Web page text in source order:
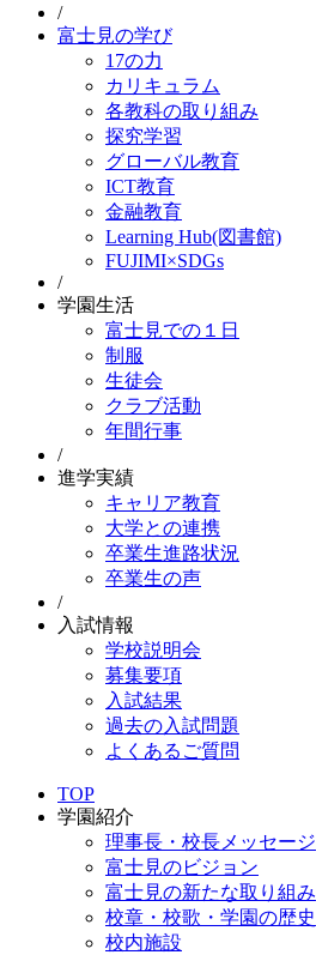
/
富士見の学び
17の力
カリキュラム
各教科の取り組み
探究学習
グローバル教育
ICT教育
金融教育
Learning Hub(図書館)
FUJIMI×SDGs
/
学園生活
富士見での１日
制服
生徒会
クラブ活動
年間行事
/
進学実績
キャリア教育
大学との連携
卒業生進路状況
卒業生の声
/
入試情報
学校説明会
募集要項
入試結果
過去の入試問題
よくあるご質問
TOP
学園紹介
理事長・校長メッセージ
富士見のビジョン
富士見の新たな取り組み
校章・校歌・学園の歴史
校内施設